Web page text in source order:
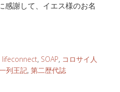
感謝して、イエス様のお名
lifeconnect, SOAP, コロサイ人
列王記, 第二歴代誌